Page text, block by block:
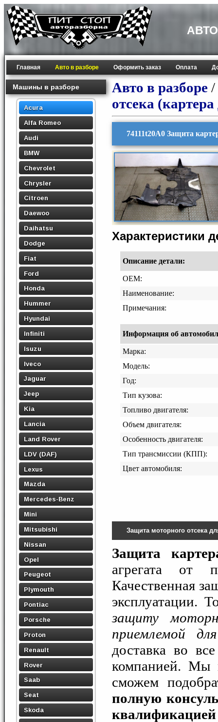
Главная Авто в разборе Оформить заказ Оплата
Машины в разборе
Acura
Alfa Romeo
Audi
BMW
Chevrolet
Chrysler
Citroen
Daewoo
Daihatsu
Dodge
Fiat
Ford
Honda
Hummer
Hyundai
Infiniti
Isuzu
Iveco
Jaguar
Jeep
Kia
Lancia
Land Rover
LDV (DAF)
Lexus
Mazda
Mercedes-Benz
Mini
Mitsubishi
Nissan
Opel
Peugeot
Plymouth
Pontiac
Porsche
Proton
Renault
Rover
Saab
Seat
Skoda
Авто в разборе /
отсека
74111t20A0 Защита
Характеристики
Описание детали:
OEM:
Наименование:
Примечания:
Информация об
Марка:
Модель:
Год:
Тип кузова:
Топливо двигателя:
Объем двигателя:
Особенность двигателя:
Тип трансмиссии (КПП):
Цвет автомобиля:
Защита моторного отсека
Защита
агрегата от
Качественная
эксплуатации.
защиту
приемлемой
доставка во
компанией. Мы
сможем
полную